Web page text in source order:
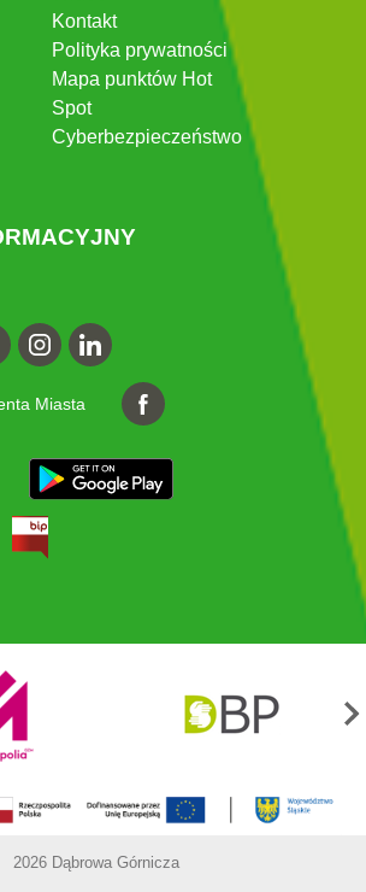
Kontakt
Polityka prywatności
Mapa punktów Hot
Spot
Cyberbezpieczeństwo
Miasta
2026 Dąbrowa Górnicza